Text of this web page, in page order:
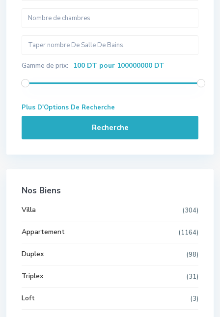
Gamme de prix: 100 DT pour 100000000 DT
Plus D'Options De Recherche
Recherche
Nos Biens
Villa (304)
Appartement (1164)
Duplex (98)
Triplex (31)
Loft (3)